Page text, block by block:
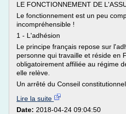
LE FONCTIONNEMENT DE
Le fonctionnement est un peu
incompréhensible !
1 - L'adhésion
Le principe français repose sur
personne qui travaille et réside en
obligatoirement affiliée au régime
elle relève.
Un arrêté du Conseil constitutionnel
Lire la suite
Date: 2018-04-24 09:04:50